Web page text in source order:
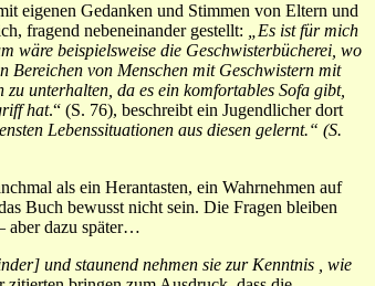
eigenen Gedanken und Stimmen von Eltern und
fragend nebeneinander gestellt:
„Es ist für mich
wäre beispielsweise die Geschwisterbücherei, wo
Bereichen von Menschen mit Geschwistern mit
unterhalten, da es ein komfortables Sofa gibt,
hat.“ (S. 76), beschreibt ein Jugendlicher dort
Lebenssituationen aus diesen gelernt.“ (S.
als ein Herantasten, ein Wahrnehmen auf
Buch bewusst nicht sein. Die Fragen bleiben
aber dazu später…
und staunend nehmen sie zur Kenntnis , wie